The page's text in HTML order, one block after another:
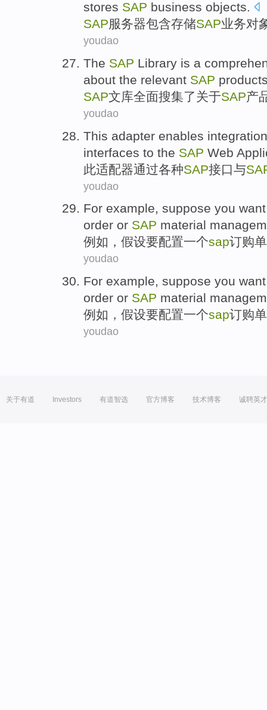
stores SAP business objects.
SAP服务器包含存储SAP业务对
youdao
The SAP Library is a
about the relevant SAP
SAP文库全面搜集了关于SAP产
youdao
This adapter enables integration
interfaces to the SAP Web
此适配器通过各种SAP接口与
youdao
For example, suppose you
order or SAP material
例如 ， 假设要配置一个sap订购单
youdao
For example, suppose you
order or SAP material
例如 ， 假设要配置一个sap订购单
youdao
关于有道 Investors 有道智选 官方博客 技术博客 诚聘英才